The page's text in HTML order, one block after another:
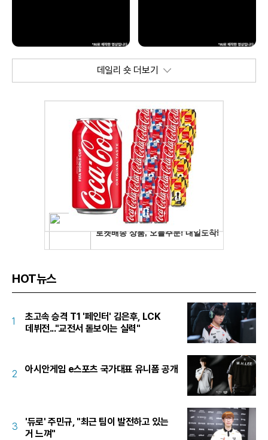
데일리 숏 더보기
HOT뉴스
1
초고속 승격 T1 '페인터' 김은후, LCK
데뷔전..."교전서 돋보이는 실력"
2 아시안게임 e스포츠 국가대표 유니폼 공개
3
'듀로' 주민규, "최근 팀이 발전하고 있는
거 느껴"